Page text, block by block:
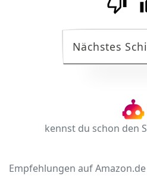
Nächstes
kennst du schon den
Empfehlungen auf